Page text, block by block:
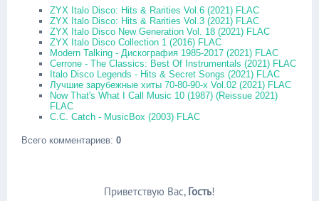
ZYX Italo Disco: Hits & Rarities Vol.6 (2021) FLAC
ZYX Italo Disco: Hits & Rarities Vol.3 (2021) FLAC
ZYX Italo Disco New Generation Vol. 18 (2021) FLAC
ZYX Italo Disco Collection 1 (2016) FLAC
Modern Talking - Дискография 1985-2017 (2021) FLAC
Cerrone - The Classics: Best Of Instrumentals (2021) FLAC
Italo Disco Legends - Hits & Secret Songs (2021) FLAC
Лучшие зарубежные хиты 70-80-90-х Vol.02 (2021) FLAC
Now That's What I Call Music 10 (1987) (Reissue 2021)
FLAC
C.C. Catch - MusicBox (2003) FLAC
Всего комментариев: 0
Приветствую Вас, Гость!